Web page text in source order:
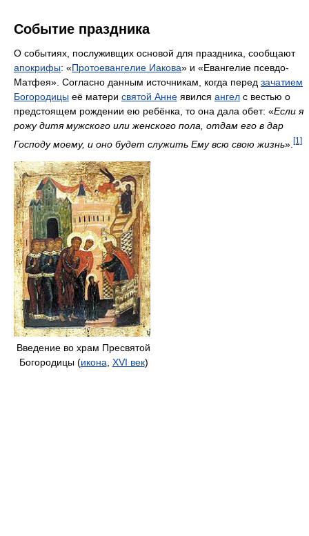
Событие праздника
О событиях, послуживщих основой для праздника, сообщают
апокрифы: «Протоевангелие Иакова» и «Евангелие псевдо-
Матфея». Согласно данным источникам, когда перед зачатием
Богородицы её матери святой Анне явился ангел с вестью о
предстоящем рождении ею ребёнка, то она дала обет: «Если я
рожу дитя мужского или женского пола, отдам его в дар
Господу моему, и оно будет служить Ему всю свою жизнь». [1]
Введение во храм Пресвятой
Богородицы (икона XVI век)